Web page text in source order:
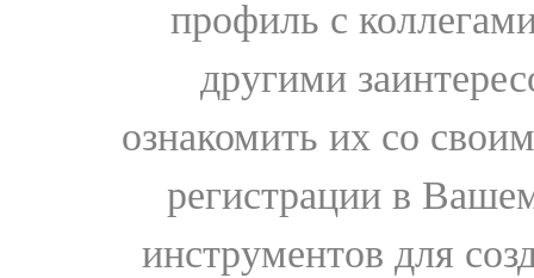
профиль с
другими
ознакомить их со
регистрации в
инструментов для